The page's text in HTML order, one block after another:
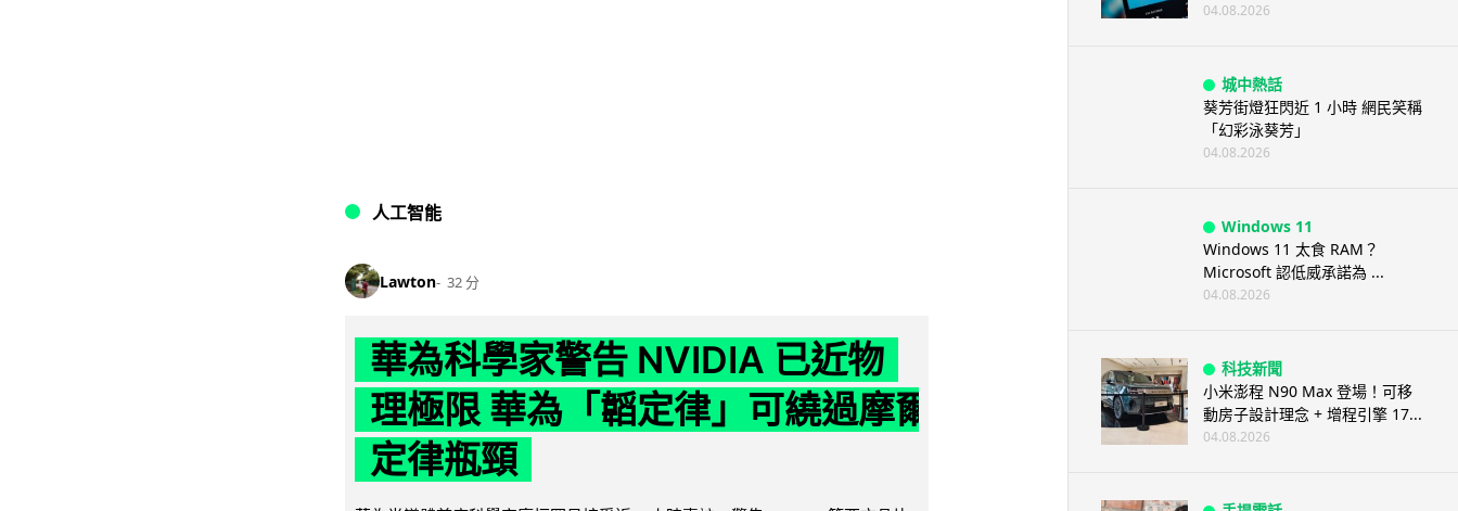
人工智能
Lawton 32 分
華為科學家警告 NVIDIA 已近物
理極限 華為「韜定律」可繞過摩爾
定律瓶頸
04.08.2026
城中熱話
葵芳街燈狂閃近 1 小時 網民笑稱
「幻彩泳葵芳」
04.08.2026
Windows 11
Windows 11 太食 RAM？
Microsoft 認低威承諾為 ...
04.08.2026
科技新聞
小米澎程 N90 Max 登場！可移
動房子設計理念 + 增程引擎 17...
04.08.2026